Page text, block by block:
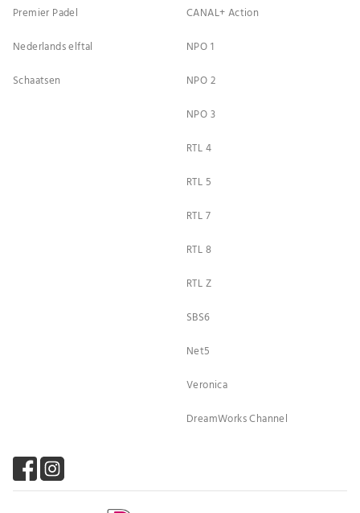
Premier Padel
Nederlands elftal
Schaatsen
CANAL+ Action
NPO 1
NPO 2
NPO 3
RTL 4
RTL 5
RTL 7
RTL 8
RTL Z
SBS6
Net5
Veronica
DreamWorks Channel